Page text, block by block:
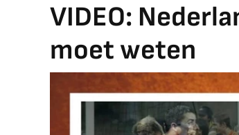
VIDEO:
moet weten